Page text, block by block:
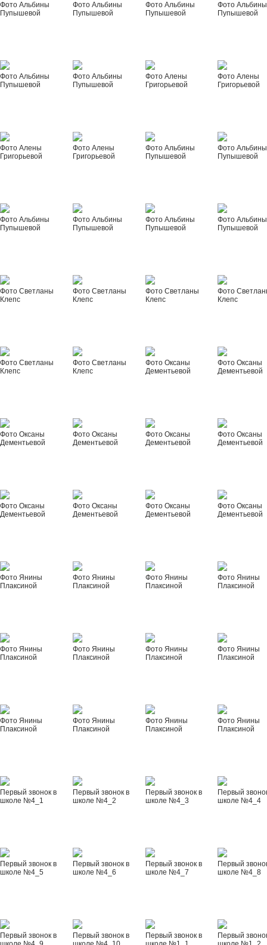
Фото Альбины
Пупышевой
Фото Альбины
Пупышевой
Фото Альбины
Пупышевой
Фото Альбины
Пупышевой
Фото Альбины
Пупышевой
Фото Альбины
Пупышевой
Фото Алены
Григорьевой
Фото Алены
Григорьевой
Фото Алены
Григорьевой
Фото Алены
Григорьевой
Фото Альбины
Пупышевой
Фото Альбины
Пупышевой
Фото Альбины
Пупышевой
Фото Альбины
Пупышевой
Фото Альбины
Пупышевой
Фото Альбины
Пупышевой
Фото Светланы
Клепс
Фото Светланы
Клепс
Фото Светланы
Клепс
Фото
Клепс
Фото Светланы
Клепс
Фото Светланы
Клепс
Фото Оксаны
Дементьевой
Фото Оксаны
Дементьевой
Фото Оксаны
Дементьевой
Фото Оксаны
Дементьевой
Фото Оксаны
Дементьевой
Фото Оксаны
Дементьевой
Фото Оксаны
Дементьевой
Фото Оксаны
Дементьевой
Фото Оксаны
Дементьевой
Фото Оксаны
Дементьевой
Фото Янины
Плаксиной
Фото Янины
Плаксиной
Фото Янины
Плаксиной
Фото Янины
Плаксиной
Фото Янины
Плаксиной
Фото Янины
Плаксиной
Фото Янины
Плаксиной
Фото Янины
Плаксиной
Фото Янины
Плаксиной
Фото Янины
Плаксиной
Фото Янины
Плаксиной
Фото Янины
Плаксиной
Первый звонок в
школе №4_1
Первый звонок в
школе №4_2
Первый звонок в
школе №4_3
Первый
школе №4_4
Первый звонок в
школе №4_5
Первый звонок в
школе №4_6
Первый звонок в
школе №4_7
Первый
школе №4_8
Первый звонок в
Первый звонок в
Первый звонок в
Первый